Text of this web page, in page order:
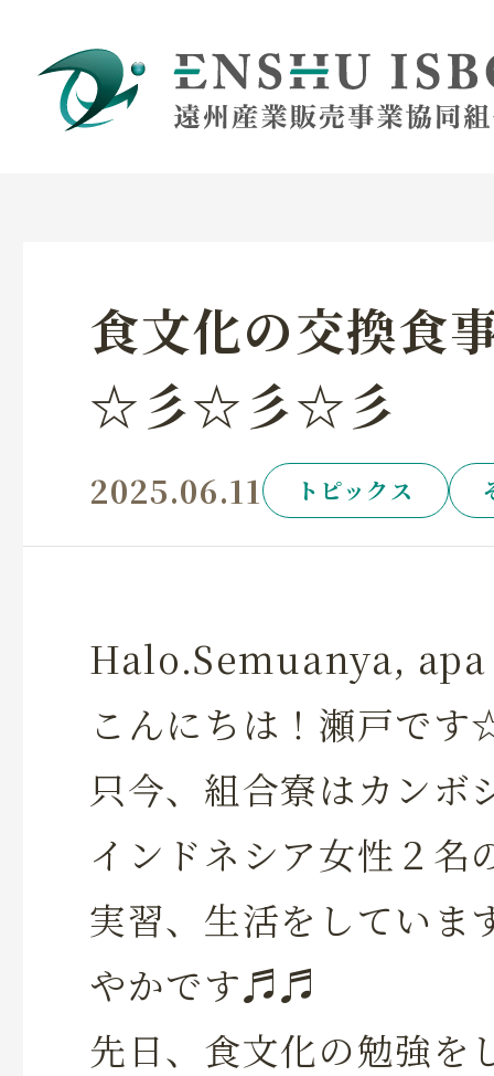
食文化の交換食
☆彡☆彡☆彡
2025.06.11 トピックス
Halo.Semuanya,
こんにちは！瀬戸で
只今、組合寮はカンボ
インドネシア女性２名
実習、生活をしていま
やかです♬♬
先日、食文化の勉強を